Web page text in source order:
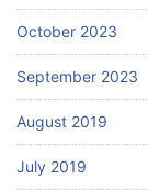
October 2023
September 2023
August 2019
July 2019